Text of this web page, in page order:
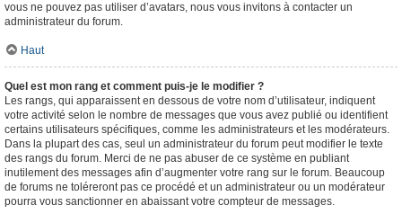
vous ne pouvez pas utiliser d’avatars, nous vous invitons à contacter un
administrateur du forum.
Haut
Quel est mon rang et comment puis-je le modifier ?
Les rangs, qui apparaissent en dessous de votre nom d’utilisateur, indiquent
votre activité selon le nombre de messages que vous avez publié ou identifient
certains utilisateurs spécifiques, comme les administrateurs et les modérateurs.
Dans la plupart des cas, seul un administrateur du forum peut modifier le texte
des rangs du forum. Merci de ne pas abuser de ce système en publiant
inutilement des messages afin d’augmenter votre rang sur le forum. Beaucoup
de forums ne toléreront pas ce procédé et un administrateur ou un modérateur
pourra vous sanctionner en abaissant votre compteur de messages.